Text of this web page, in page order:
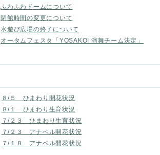
ふわふわドームについて
閉館時間の変更について
水遊び広場の終了について
オータムフェスタ「YOSAKOI 演舞チーム決定」
８/５ ひまわり開花状況
８/１ ひまわり生育状況
７/２３ ひまわり生育状況
７/２３ アナベル開花状況
７/１８ アナベル開花状況